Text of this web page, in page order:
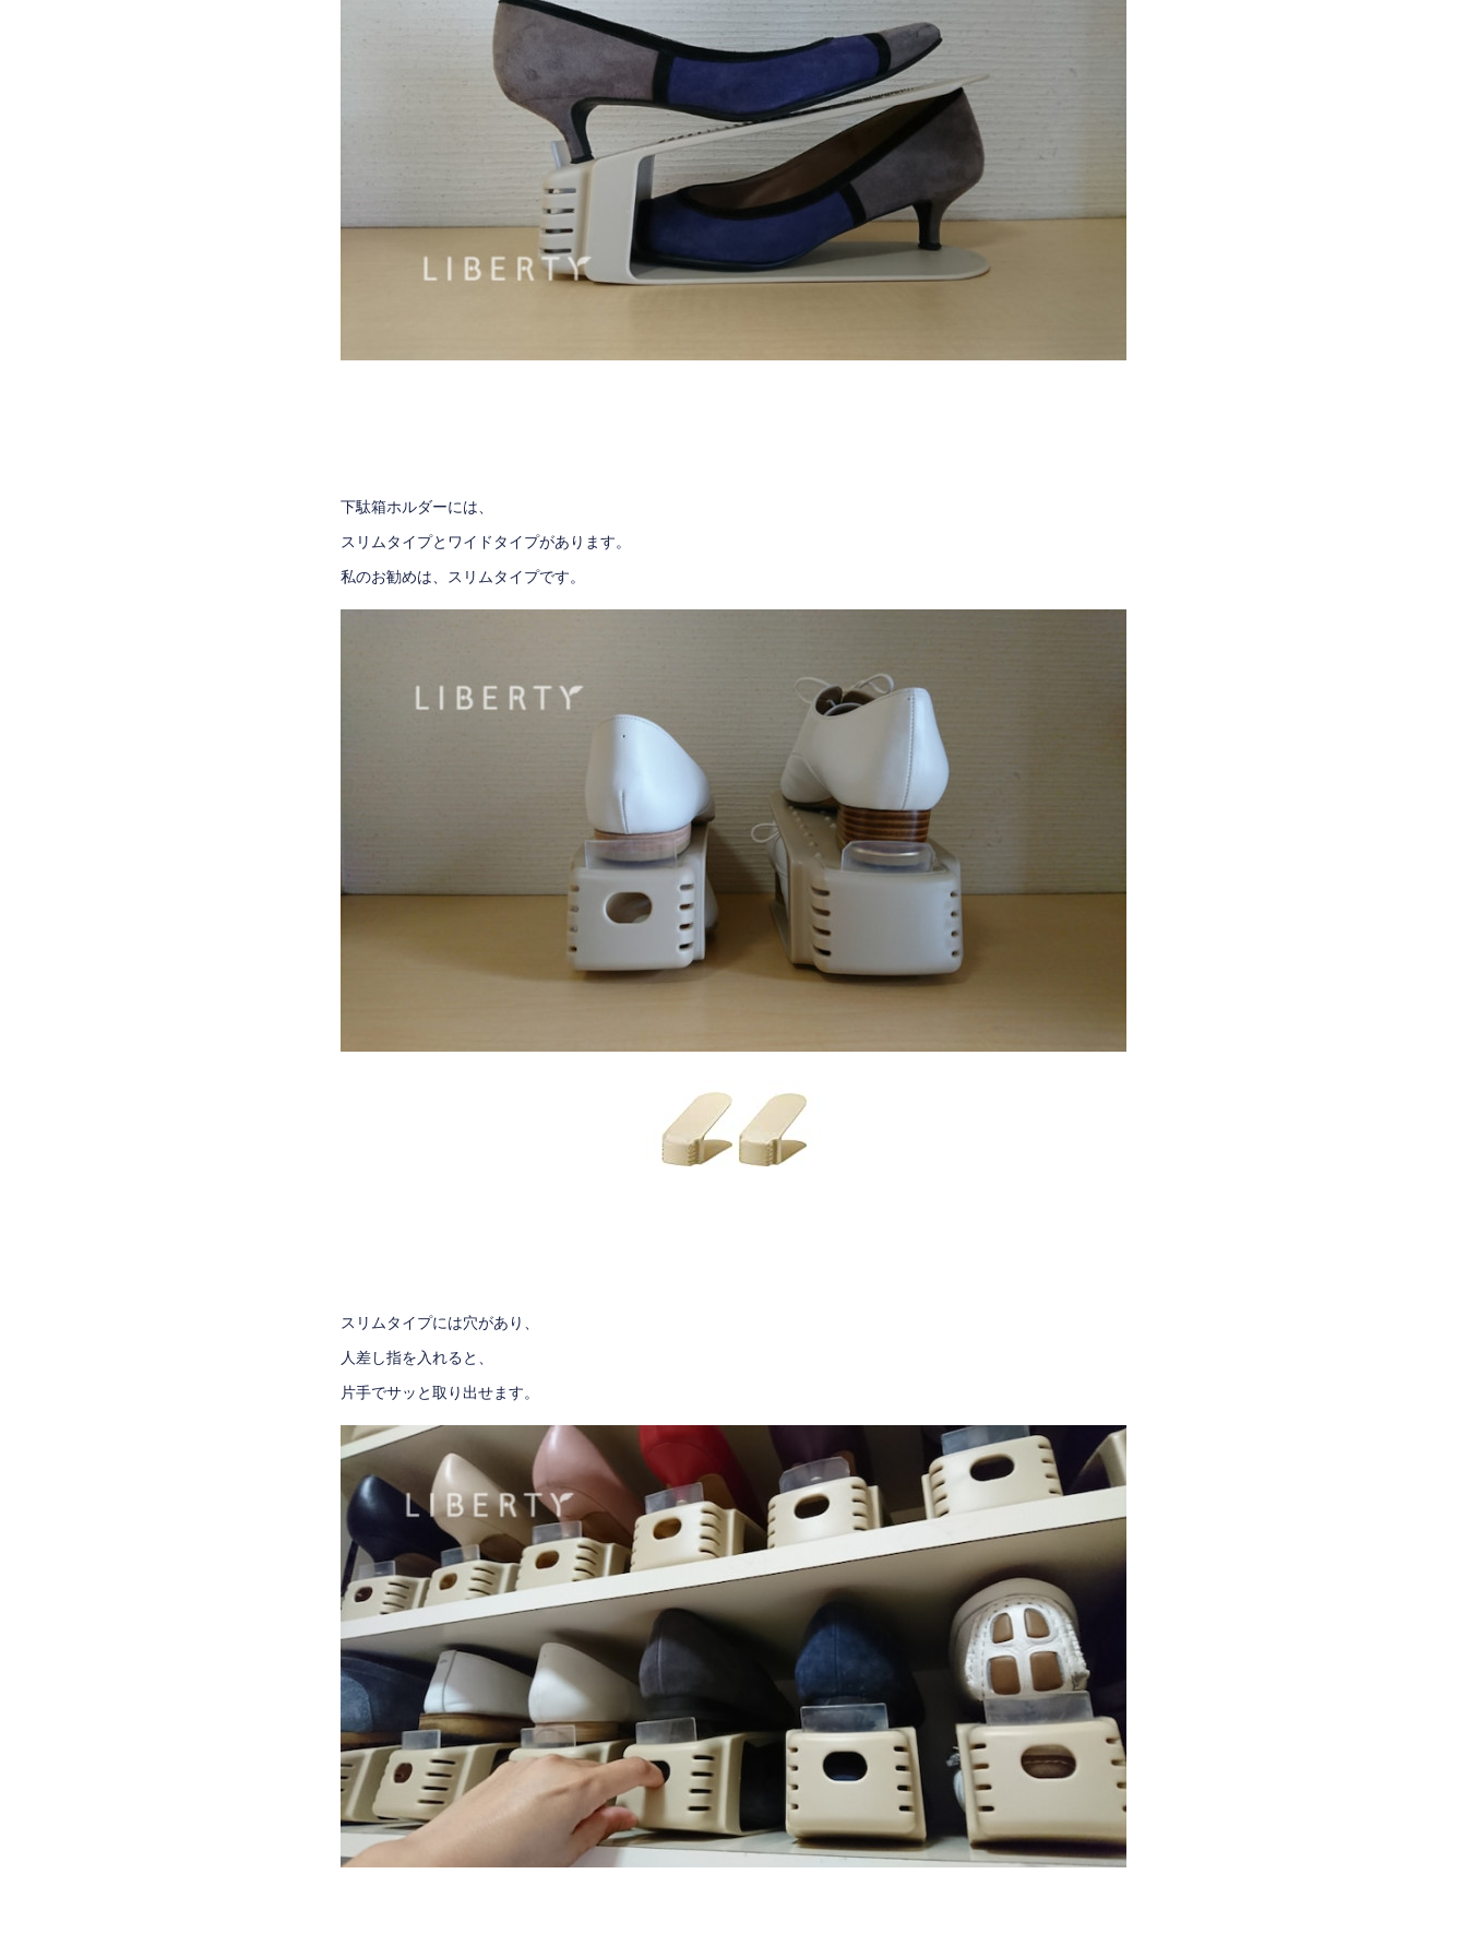
下駄箱ホルダーには、
スリムタイプとワイドタイプがあります。
私のお勧めは、スリムタイプです。
スリムタイプには穴があり、
人差し指を入れると、
片手でサッと取り出せます。